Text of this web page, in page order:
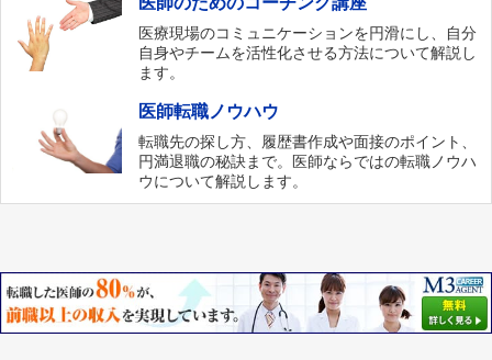
医療現場のコミュニケーションを円滑にし、自分
自身やチームを活性化させる方法について解説し
ます。
医師転職ノウハウ
転職先の探し方、履歴書作成や面接のポイント、
円満退職の秘訣まで。医師ならではの転職ノウハ
ウについて解説します。